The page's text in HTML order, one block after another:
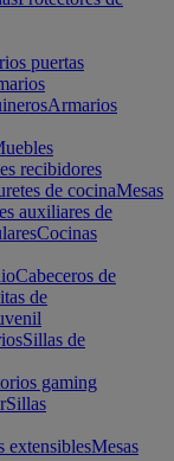
puertas
Armarios
recibidores
de cocinaMesas
auxiliares de
Cocinas
Cabeceros de
de
Sillas de
gaming
Sillas
extensiblesMesas